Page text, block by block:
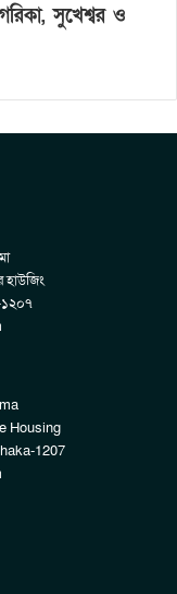
সুখেশ্বর ও
হাউজিং
১২০৭
Housing
1207